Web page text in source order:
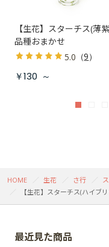
【生花】スターチス(薄
品種おまかせ
5.0 （9）
￥130 ～
HOME 生花 さ行
【生花】スターチス(ハイブ
最近見た商品